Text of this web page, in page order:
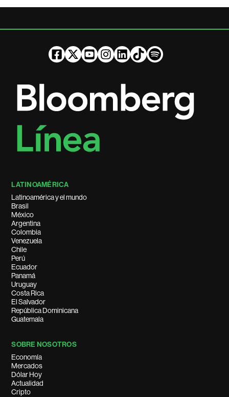
LATINOAMÉRICA
Latinoamérica y el mundo
Brasil
México
Argentina
Colombia
Venezuela
Chile
Perú
Ecuador
Panamá
Uruguay
Costa Rica
El Salvador
República Dominicana
Guatemala
SOBRE NOSOTROS
Economía
Mercados
Dólar Hoy
Actualidad
Cripto